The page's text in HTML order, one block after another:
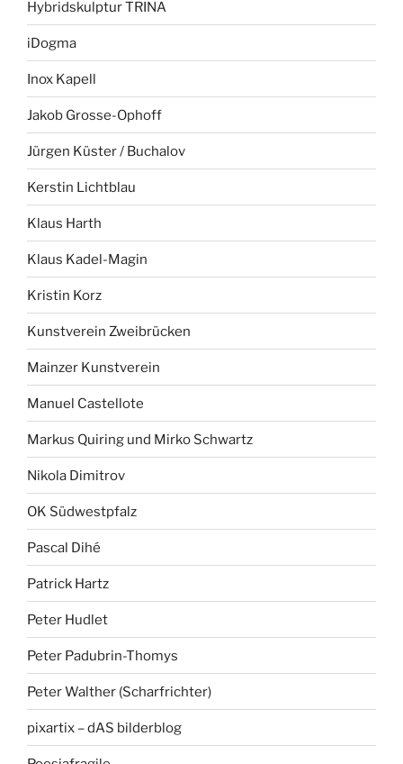
Hybridskulptur TRINA
iDogma
Inox Kapell
Jakob Grosse-Ophoff
Jürgen Küster / Buchalov
Kerstin Lichtblau
Klaus Harth
Klaus Kadel-Magin
Kristin Korz
Kunstverein Zweibrücken
Mainzer Kunstverein
Manuel Castellote
Markus Quiring und Mirko Schwartz
Nikola Dimitrov
OK Südwestpfalz
Pascal Dihé
Patrick Hartz
Peter Hudlet
Peter Padubrin-Thomys
Peter Walther (Scharfrichter)
pixartix – dAS bilderblog